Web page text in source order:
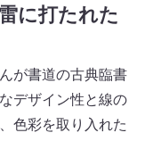
に打たれた
が書道の古典臨書
デザイン性と線の
色彩を取り入れた